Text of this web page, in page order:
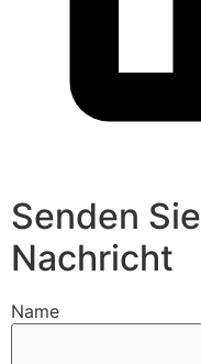
Senden
Nachricht
Name